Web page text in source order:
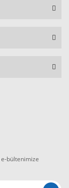
bültenimize